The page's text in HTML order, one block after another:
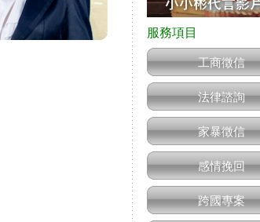
工商徵信
法律諮詢
家暴徵信
感情挽回
跨國專案